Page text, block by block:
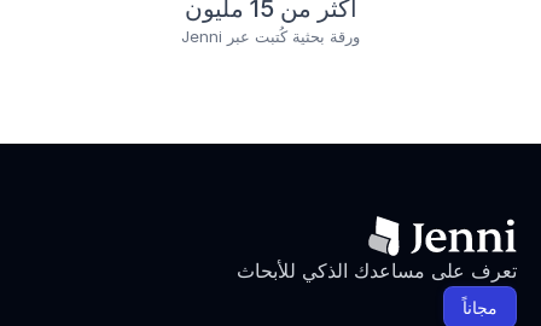
أكثر من 15 مليون
ورقة بحثية كُتبت عبر Jenni
تعرف على مساعدك الذكي للأبحاث
مجاناً